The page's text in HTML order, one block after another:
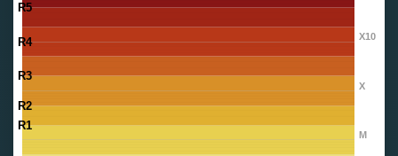
M
X
X10
R1
R2
R3
R4
R5